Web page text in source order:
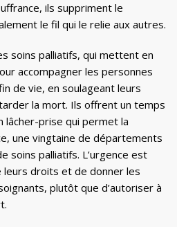
ils suppriment le
le fil qui le relie aux autres.
soins palliatifs, qui mettent en
accompagner les personnes
de vie, en soulageant leurs
la mort. Ils offrent un temps
lâcher-prise qui permet la
une vingtaine de départements
soins palliatifs. L’urgence est
leurs droits et de donner les
plutôt que d’autoriser à